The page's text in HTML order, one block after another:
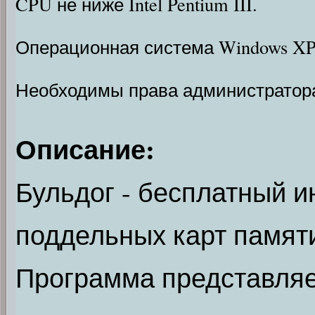
Операционная система Windows
Необходимы права
Описание:
Бульдог - бесплатный
поддельных карт
Программа